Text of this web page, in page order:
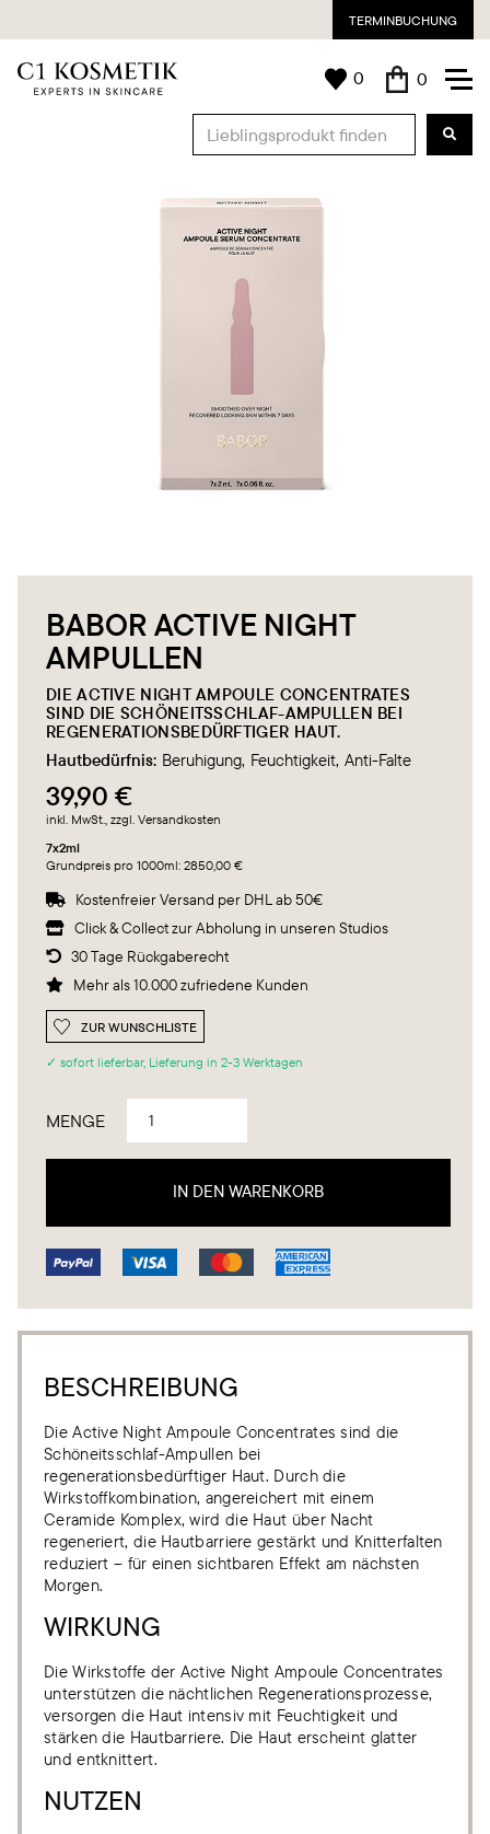
TERMINBUCHUNG
0 0
BABOR ACTIVE NIGHT
AMPULLEN
DIE ACTIVE NIGHT AMPOULE CONCENTRATES
SIND DIE SCHÖNEITSSCHLAF-AMPULLEN BEI
REGENERATIONSBEDÜRFTIGER HAUT.
Hautbedürfnis: Beruhigung Feuchtigkeit Anti-Falte
39,90 €
inkl. MwSt., zzgl. Versandkosten
7x2ml
Grundpreis pro 1000ml: 2850,00 €
 Kostenfreier Versand per DHL ab 50€
 Click & Collect zur Abholung in unseren Studios
 30 Tage Rückgaberecht
 Mehr als 10.000 zufriedene Kunden
ZUR WUNSCHLISTE
✓ sofort lieferbar, Lieferung in 2-3 Werktagen
MENGE
BESCHREIBUNG
Die Active Night Ampoule Concentrates sind die
Schöneitsschlaf-Ampullen bei
regenerationsbedürftiger Haut. Durch die
Wirkstoffkombination, angereichert mit einem
Ceramide Komplex, wird die Haut über Nacht
regeneriert, die Hautbarriere gestärkt und Knitterfalten
reduziert – für einen sichtbaren Effekt am nächsten
Morgen.
WIRKUNG
Die Wirkstoffe der Active Night Ampoule Concentrates
unterstützen die nächtlichen Regenerationsprozesse,
versorgen die Haut intensiv mit Feuchtigkeit und
stärken die Hautbarriere. Die Haut erscheint glatter
und entknittert.
NUTZEN